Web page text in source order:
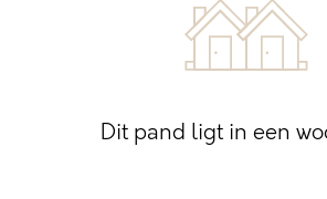
Dit pand ligt in een